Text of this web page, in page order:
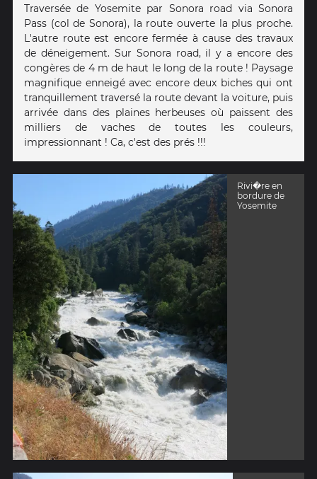
Traversée de Yosemite par Sonora road via Sonora
Pass (col de Sonora), la route ouverte la plus proche.
L'autre route est encore fermée à cause des travaux
de déneigement. Sur Sonora road, il y a encore des
congères de 4 m de haut le long de la route ! Paysage
magnifique enneigé avec encore deux biches qui ont
tranquillement traversé la route devant la voiture, puis
arrivée dans des plaines herbeuses où paissent des
milliers de vaches de toutes les couleurs,
impressionnant ! Ca, c'est des prés !!!
Rivi�re en
bordure de
Yosemite